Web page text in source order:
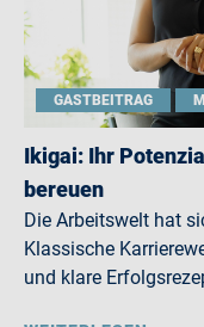
GASTBEITRAG
Ikigai: Ihr
bereuen
Die Arbeitswelt hat
Klassische
und klare